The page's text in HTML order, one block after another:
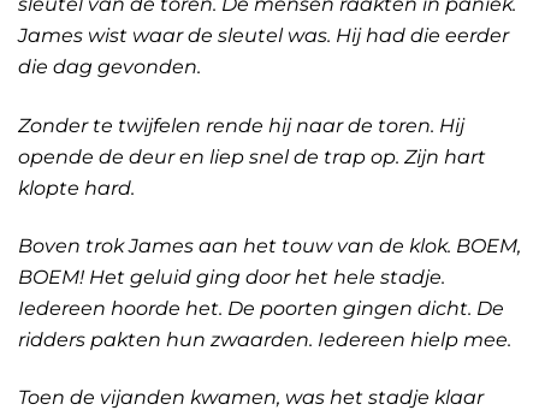
James wist waar de sleutel was. Hij had die eerder
die dag gevonden.
Zonder te twijfelen rende hij naar de toren. Hij
opende de deur en liep snel de trap op. Zijn hart
klopte hard.
Boven trok James aan het touw van de klok. BOEM,
BOEM! Het geluid ging door het hele stadje.
Iedereen hoorde het. De poorten gingen dicht. De
ridders pakten hun zwaarden. Iedereen hielp mee.
Toen de vijanden kwamen, was het stadje klaar